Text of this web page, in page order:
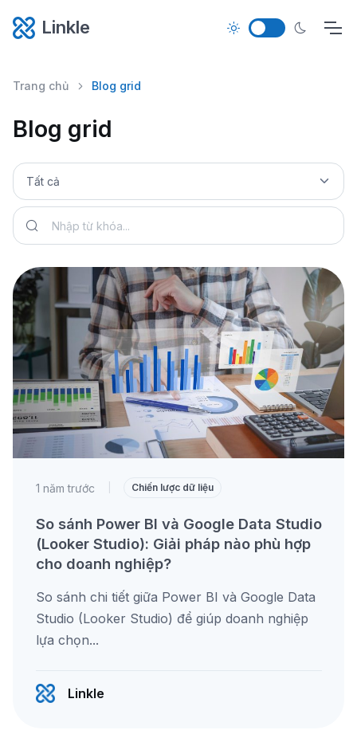
Linkle
Trang chủ Blog grid
Blog grid
1 năm trước Chiến lược dữ liệu
So sánh Power BI và Google Data Studio
(Looker Studio): Giải pháp nào phù hợp
cho doanh nghiệp?
So sánh chi tiết giữa Power BI và Google Data
Studio (Looker Studio) để giúp doanh nghiệp
lựa chọn...
Linkle